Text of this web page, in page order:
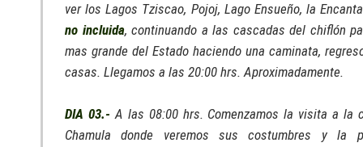
ver los Lagos Tziscao, Pojoj, Lago Ensueño, la
no incluida, continuando a las cascadas del chiflón
mas grande del Estado haciendo una caminata,
casas. Llegamos a las 20:00 hrs. Aproximadamente.
DIA 03.- A las 08:00 hrs. Comenzamos la visita a la
Chamula donde veremos sus costumbres y la